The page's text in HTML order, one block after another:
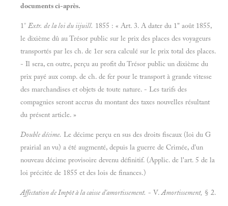
documents ci-après.
1° Extr. de la loi du iijuill. 1855 : « Art. 3. A dater du 1" août 1855,
le dixième dû au Trésor public sur le prix des places des voyageurs
transportés par les ch. de 1er sera calculé sur le prix total des places.
- Il sera, en outre, perçu au profit du Trésor public un dixième du
prix payé aux comp. de ch. de fer pour le transport à grande vitesse
des marchandises et objets de toute nature. - Les tarifs des
compagnies seront accrus du montant des taxes nouvelles résultant
du présent article. »
Double décime. Le décime perçu en sus des droits fiscaux (loi du G
prairial an vu) a été augmenté, depuis la guerre de Crimée, d'un
nouveau décime provisoire devenu définitif. (Applic. de l'art. 5 de la
loi précitée de 1855 et des lois de finances.)
Affectation de Impôt à la caisse d'amortissement. - V.Amortissement, § 2.